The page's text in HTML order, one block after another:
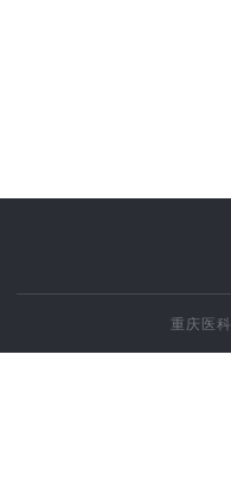
重庆医科